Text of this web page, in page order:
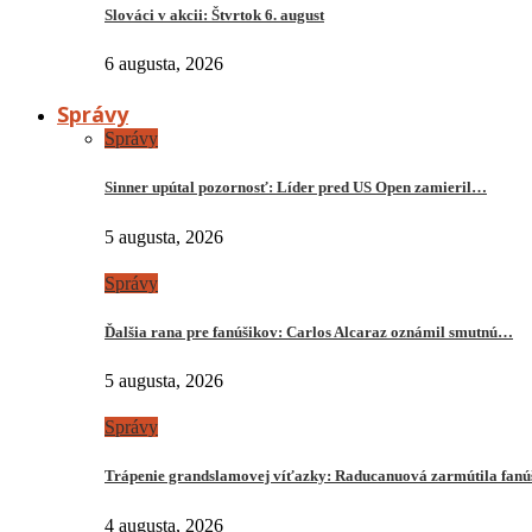
Slováci v akcii: Štvrtok 6. august
6 augusta, 2026
Správy
Správy
Sinner upútal pozornosť: Líder pred US Open zamieril…
5 augusta, 2026
Správy
Ďalšia rana pre fanúšikov: Carlos Alcaraz oznámil smutnú…
5 augusta, 2026
Správy
Trápenie grandslamovej víťazky: Raducanuová zarmútila
4 augusta, 2026